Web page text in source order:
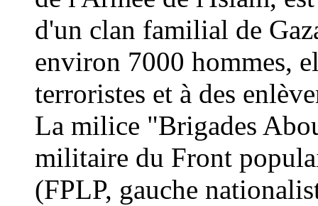
d'un clan familial de
environ 7000 hommes,
terroristes et à des
La milice "Brigades
militaire du Front
(FPLP, gauche